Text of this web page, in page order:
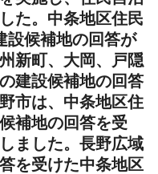
た。中条地区住民
設候補地の回答が
新町、大岡、戸隠
建設候補地の回答
市は、中条地区住
補地の回答を受
ました。長野広域
を受けた中条地区